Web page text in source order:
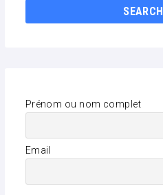
SEARCH
Prénom ou nom complet
Email